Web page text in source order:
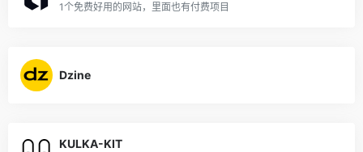
1个免费好用的网站，里面也有付费项目
Dzine
KULKA-KIT